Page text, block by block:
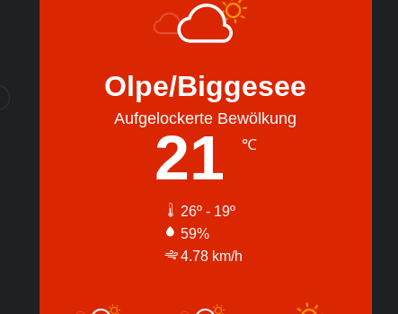
Olpe/Biggesee
Aufgelockerte Bewölkung
21 ℃
26º - 19º
59%
4.78 km/h